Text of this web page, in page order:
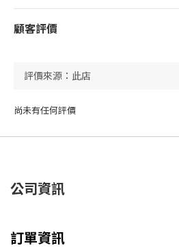
顧客評價
尚未有任何評價
公司資訊
訂單資訊